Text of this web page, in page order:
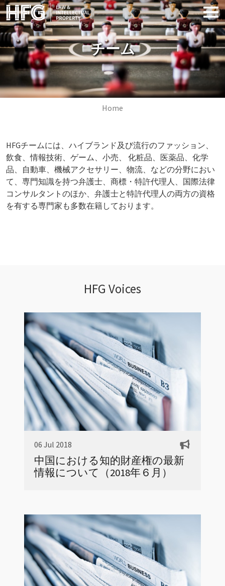
Skip to main content
Image
チーム
Breadcrumb
Home
HFGチームには、ハイブランド及び流行のファッション、
飲食、情報技術、ゲーム、小売、 化粧品、医薬品、化学
品、自動車、機械アクセサリー、物流、などの分野におい
て、専門知識を持つ弁護士、商標・特許代理人、国際法律
コンサルタントのほか、弁護士と特許代理人の両方の資格
を有する専門家も多数在籍しております。
HFG Voices
06 Jul 2018
中国における知的財産権の最新
情報について（2018年６月）